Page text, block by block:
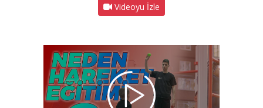
Videoyu İzle